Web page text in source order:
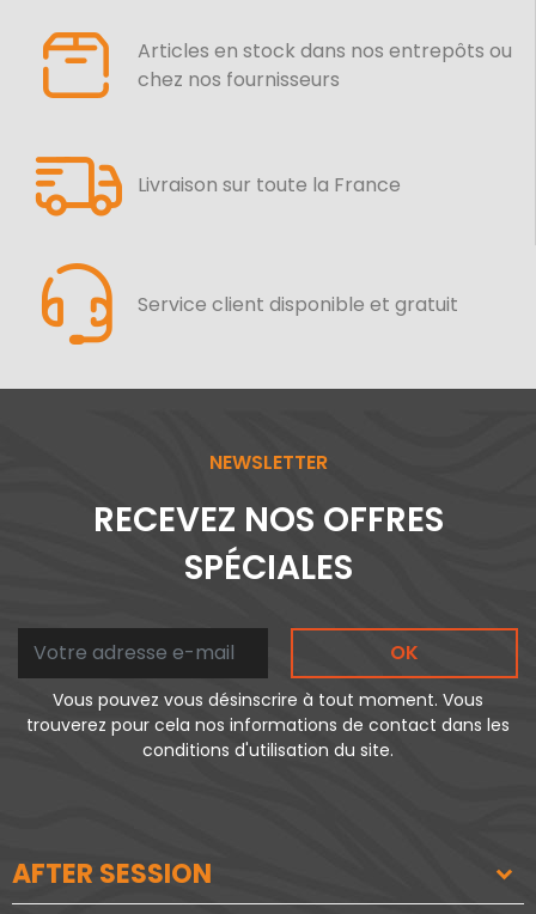
Articles en stock dans nos entrepôts ou
chez nos fournisseurs
Livraison sur toute la France
Service client disponible et gratuit
NEWSLETTER
RECEVEZ NOS OFFRES
SPÉCIALES
OK
Vous pouvez vous désinscrire à tout moment. Vous
trouverez pour cela nos informations de contact dans les
conditions d'utilisation du site.
AFTER SESSION